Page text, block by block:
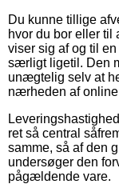
Du kunne tillige
hvor du bor eller til
viser sig af og til
særligt ligetil. Den
unægtelig selv at
nærheden af
ret så central
samme, så af den
undersøger den
pågældende vare.